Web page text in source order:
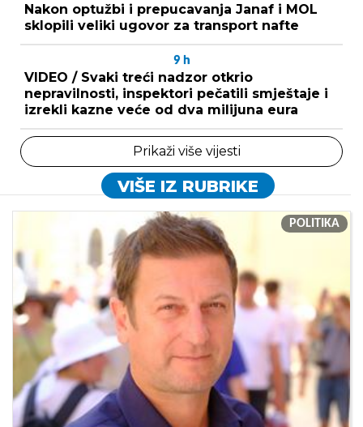
Nakon optužbi i prepucavanja Janaf i MOL
sklopili veliki ugovor za transport nafte
9 h
VIDEO / Svaki treći nadzor otkrio
nepravilnosti, inspektori pečatili smještaje i
izrekli kazne veće od dva milijuna eura
Prikaži više vijesti
VIŠE IZ RUBRIKE
POLITIKA